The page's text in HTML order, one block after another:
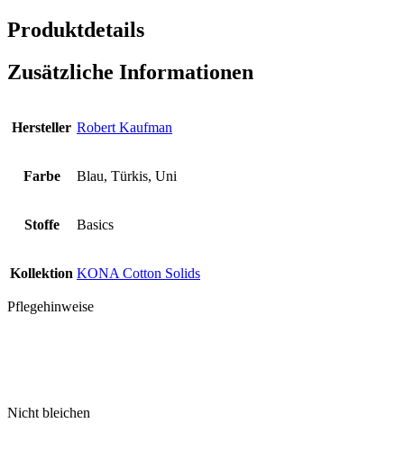
Produktdetails
Zusätzliche Informationen
Hersteller Robert Kaufman
Farbe Blau, Türkis, Uni
Stoffe Basics
Kollektion KONA Cotton Solids
Pflegehinweise
Nicht bleichen